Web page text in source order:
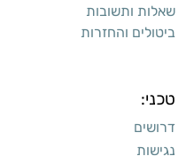
שאלות ותשובות
ביטולים והחזרות
טכני:
דרושים
נגישות